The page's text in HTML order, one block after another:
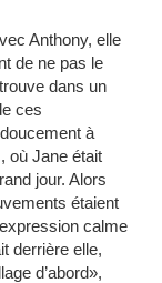
Anthony, elle
de ne pas le
dans un
ces
à
où Jane était
jour. Alors
étaient
calme
derrière elle,
d’abord»,